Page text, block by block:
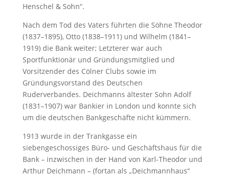
Henschel & Sohn“.
Nach dem Tod des Vaters führten die Söhne Theodor
(1837–1895), Otto (1838–1911) und Wilhelm (1841–
1919) die Bank weiter; Letzterer war auch
Sportfunktionär und Gründungsmitglied und
Vorsitzender des Cölner Clubs sowie im
Gründungsvorstand des Deutschen
Ruderverbandes. Deichmanns ältester Sohn Adolf
(1831–1907) war Bankier in London und konnte sich
um die deutschen Bankgeschäfte nicht kümmern.
1913 wurde in der Trankgasse ein
siebengeschossiges Büro- und Geschäftshaus für die
Bank – inzwischen in der Hand von Karl-Theodor und
Arthur Deichmann – (fortan als „Deichmannhaus“